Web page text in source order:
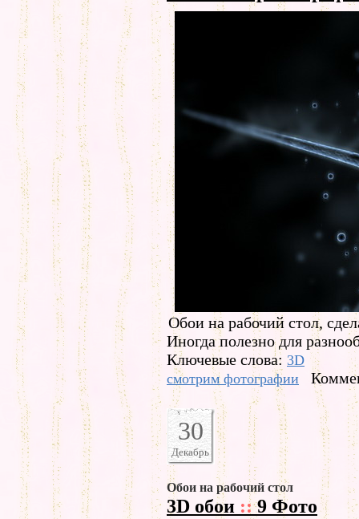
Обои на рабочий стол,
Иногда полезно для
Ключевые слова: 3D
смотрим фотографии
30
Декабрь
Обои на рабочий стол
3D обои ::9 Фото